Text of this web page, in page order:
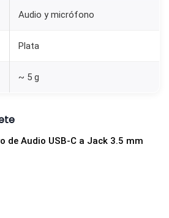
Audio y micrófono
Plata
~ 5 g
de Audio USB-C a Jack 3.5 mm